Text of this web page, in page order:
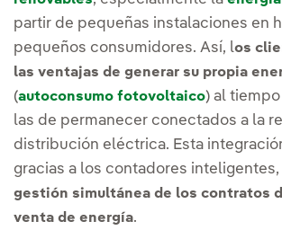
partir de pequeñas instalaciones en
pequeños consumidores. Así, los
las ventajas de generar su propia
(autoconsumo fotovoltaico) al
las de permanecer conectados a la
distribución eléctrica. Esta
gracias a los contadores
gestión simultánea de los contratos
venta de energía.